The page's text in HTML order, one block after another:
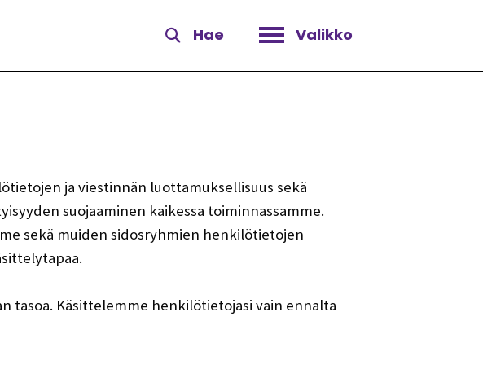
Hae Valikko
Avaa valikko
ja viestinnän luottamuksellisuus sekä
suojaaminen kaikessa toiminnassamme.
sekä muiden sidosryhmien henkilötietojen
tasoa. Käsittelemme henkilötietojasi vain ennalta